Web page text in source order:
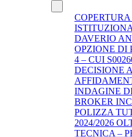
DAVERIO
OPZIONE DI
4 – CUI
DECISIONE
INDAGINE
BROKER
POLIZZA
2024/2026
TECNICA –